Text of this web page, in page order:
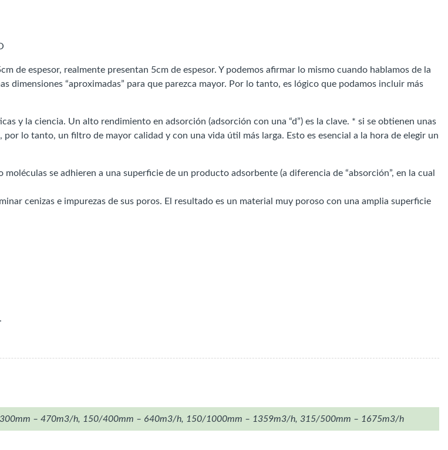
de espesor, realmente presentan 5cm de espesor. Y podemos afirmar lo mismo cuando hablamos de la
dimensiones “aproximadas” para que parezca mayor. Por lo tanto, es lógico que podamos incluir más
y la ciencia. Un alto rendimiento en adsorción (adsorción con una “d”) es la clave. * si se obtienen unas
lo tanto, un filtro de mayor calidad y con una vida útil más larga. Esto es esencial a la hora de elegir un
se adhieren a una superficie de un producto adsorbente (a diferencia de “absorción”, en la cual
cenizas e impurezas de sus poros. El resultado es un material muy poroso con una amplia superficie
– 470m3/h, 150/400mm – 640m3/h, 150/1000mm – 1359m3/h, 315/500mm – 1675m3/h